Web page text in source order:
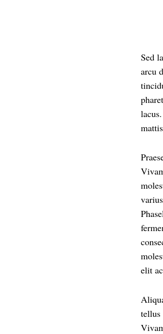
Sed
arcu
elit
tellus